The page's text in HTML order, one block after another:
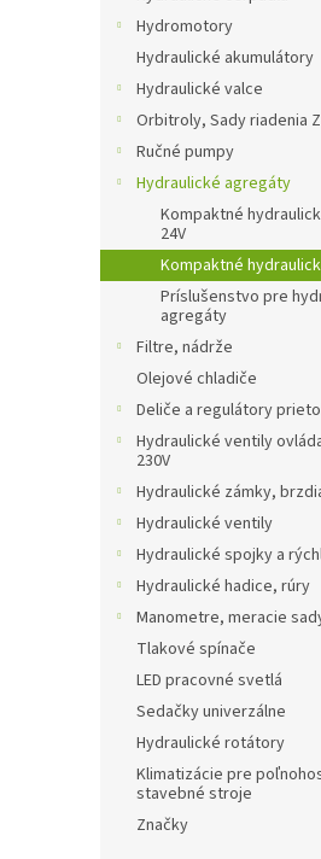
Hydromotory
Hydraulické akumulátory
Hydraulické valce
Orbitroly, Sady riadenia
Ručné pumpy
Hydraulické agregáty
Kompaktné
24V
Kompaktné
Príslušenstvo pre
agregáty
Filtre, nádrže
Olejové chladiče
Deliče a regulátory
Hydraulické ventily
230V
Hydraulické zámky,
Hydraulické ventily
Hydraulické spojky a
Hydraulické hadice, rúry
Manometre, meracie
Tlakové spínače
LED pracovné svetlá
Sedačky univerzálne
Hydraulické rotátory
Klimatizácie pre
stavebné stroje
Značky